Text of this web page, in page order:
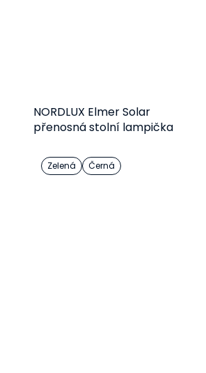
NORDLUX Elmer Solar
přenosná stolní lampička
Zelená Černá